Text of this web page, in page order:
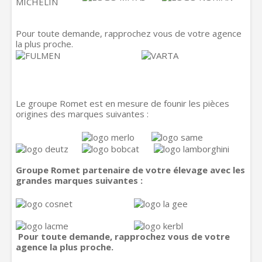
Pour toute demande, rapprochez vous de votre agence
la plus proche.
Le groupe Romet est en mesure de founir les pièces
origines des marques suivantes :
Groupe Romet partenaire de votre élevage avec les
grandes marques suivantes :
Pour toute demande, rapprochez vous de votre
agence la plus proche.